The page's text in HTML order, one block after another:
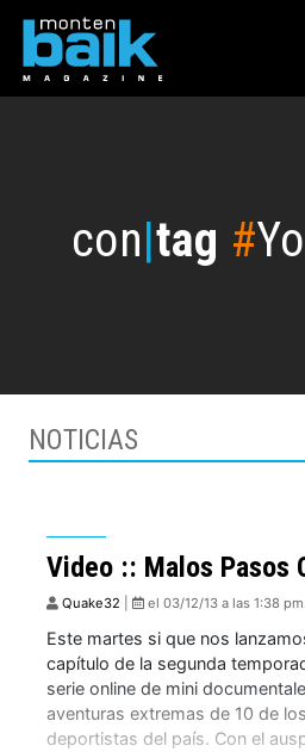
con|tag #
NOTICIAS
Video :: Malos Pasos
Quake32 el 03/12/13 a las 1:38
Este martes si que nos
capítulo de la segunda
serie online de mini
aventuras extremas de 10 de
deportistas del país. Con el